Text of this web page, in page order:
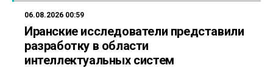
06.08.2026 00:59
Иранские исследователи представили
разработку в области
интеллектуальных систем